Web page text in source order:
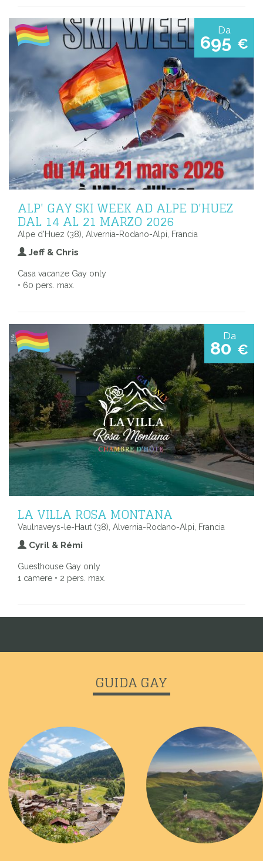
Da
695 €
ALP' GAY SKI WEEK AD ALPE D'HUEZ
DAL 14 AL 21 MARZO 2026
Alpe d'Huez (38), Alvernia-Rodano-Alpi, Francia
Jeff & Chris
Casa vacanze Gay only
• 60 pers. max.
Da
80 €
LA VILLA ROSA MONTANA
Vaulnaveys-le-Haut (38), Alvernia-Rodano-Alpi, Francia
Cyril & Rémi
Guesthouse Gay only
1 camere • 2 pers. max.
GUIDA GAY